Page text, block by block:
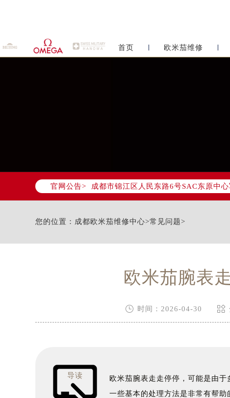
首页 欧米茄维修
官网公告>
2026年6月欧米茄成都市售后服务网络
2026年6月成都市欧米茄官方售后客户
成都市锦江区人民东路6号SAC东原中
您的位置： 成都欧米茄维修中心>常见问题>
欧米茄腕表
 时间：2026-04-30 
导读
欧米茄腕表走走停停，可能是由
一些基本的处理方法是非常有帮助